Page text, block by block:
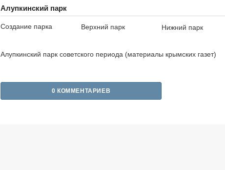
Алупкинский парк
Создание парка Верхний парк Нижний парк
Алупкинский парк советского периода (материалы крымских газет)
0 КОММЕНТАРИЕВ